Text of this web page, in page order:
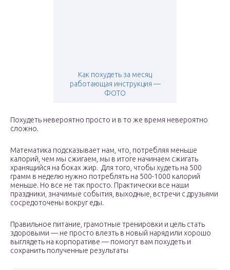
Как похудеть за месяц
работающая инструкция —
ФОТО
Похудеть невероятно просто и в то же время невероятно
сложно.
Математика подсказывает нам, что, потребляя меньше
калорий, чем мы сжигаем, мы в итоге начинаем сжигать
хранящийся на боках жир. Для того, чтобы худеть на 500
грамм в неделю нужно потреблять на 500-1000 калорий
меньше. Но все не так просто. Практически все наши
праздники, значимые события, выходные, встречи с друзьями
сосредоточены вокруг еды.
Правильное питание, грамотные тренировки и цель стать
здоровыми — не просто влезть в новый наряд или хорошо
выглядеть на корпоративе — помогут вам похудеть и
сохранить полученные результаты